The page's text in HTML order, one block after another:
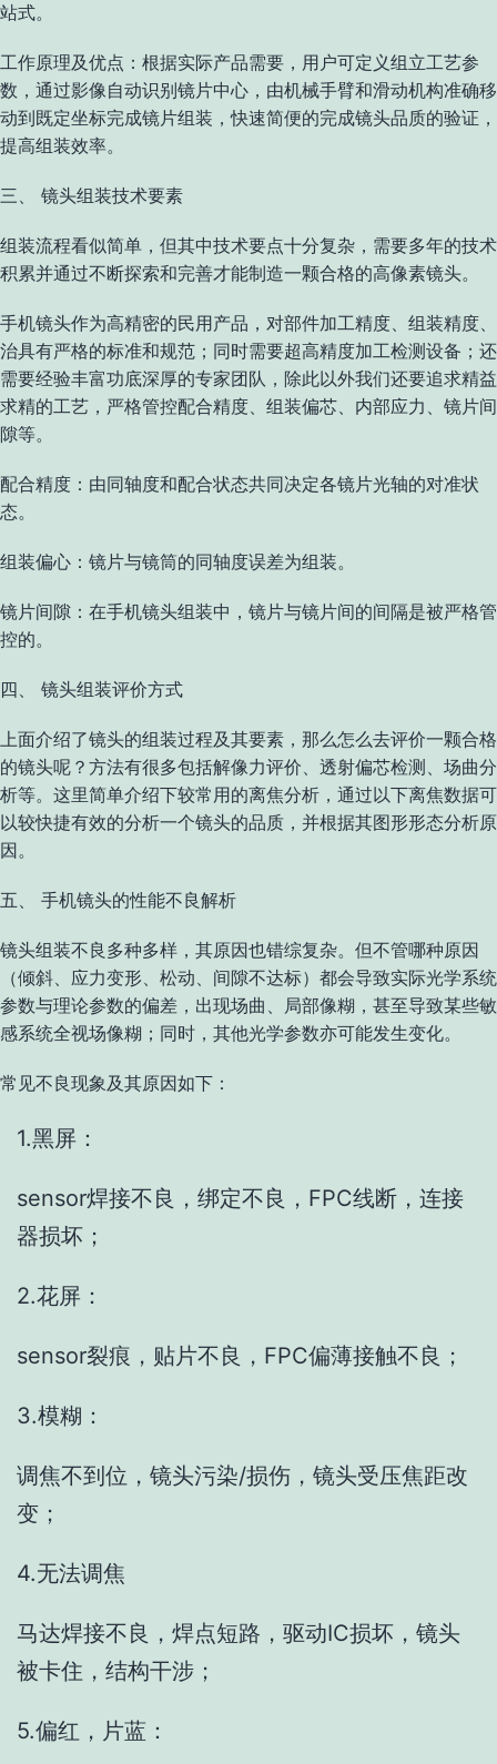
站式。
工作原理及优点：根据实际产品需要，用户可定义组立工艺参
数，通过影像自动识别镜片中心，由机械手臂和滑动机构准确移
动到既定坐标完成镜片组装，快速简便的完成镜头品质的验证，
提高组装效率。
三、 镜头组装技术要素
组装流程看似简单，但其中技术要点十分复杂，需要多年的技术
积累并通过不断探索和完善才能制造一颗合格的高像素镜头。
手机镜头作为高精密的民用产品，对部件加工精度、组装精度、
治具有严格的标准和规范；同时需要超高精度加工检测设备；还
需要经验丰富功底深厚的专家团队，除此以外我们还要追求精益
求精的工艺，严格管控配合精度、组装偏芯、内部应力、镜片间
隙等。
配合精度：由同轴度和配合状态共同决定各镜片光轴的对准状
态。
组装偏心：镜片与镜筒的同轴度误差为组装。
镜片间隙：在手机镜头组装中，镜片与镜片间的间隔是被严格管
控的。
四、 镜头组装评价方式
上面介绍了镜头的组装过程及其要素，那么怎么去评价一颗合格
的镜头呢？方法有很多包括解像力评价、透射偏芯检测、场曲分
析等。这里简单介绍下较常用的离焦分析，通过以下离焦数据可
以较快捷有效的分析一个镜头的品质，并根据其图形形态分析原
因。
五、 手机镜头的性能不良解析
镜头组装不良多种多样，其原因也错综复杂。但不管哪种原因
（倾斜、应力变形、松动、间隙不达标）都会导致实际光学系统
参数与理论参数的偏差，出现场曲、局部像糊，甚至导致某些敏
感系统全视场像糊；同时，其他光学参数亦可能发生变化。
常见不良现象及其原因如下：
1.黑屏：
sensor焊接不良，绑定不良，FPC线断，连接
器损坏；
2.花屏：
sensor裂痕，贴片不良，FPC偏薄接触不良；
3.模糊：
调焦不到位，镜头污染/损伤，镜头受压焦距改
变；
4.无法调焦
马达焊接不良，焊点短路，驱动IC损坏，镜头
被卡住，结构干涉；
5.偏红，片蓝：